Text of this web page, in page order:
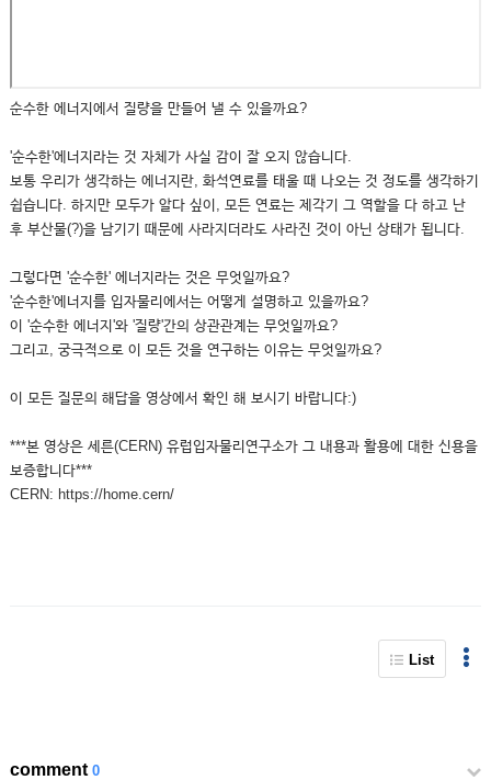
순수한 에너지에서 질량을 만들어 낼 수 있을까요?
'순수한'에너지라는 것 자체가 사실 감이 잘 오지 않습니다.
보통 우리가 생각하는 에너지란, 화석연료를 태울 때 나오는 것 정도를 생각하기
쉽습니다. 하지만 모두가 알다 싶이, 모든 연료는 제각기 그 역할을 다 하고 난
후 부산물(?)을 남기기 때문에 사라지더라도 사라진 것이 아닌 상태가 됩니다.
그렇다면 '순수한' 에너지라는 것은 무엇일까요?
'순수한'에너지를 입자물리에서는 어떻게 설명하고 있을까요?
이 '순수한 에너지'와 '질량'간의 상관관계는 무엇일까요?
그리고, 궁극적으로 이 모든 것을 연구하는 이유는 무엇일까요?
이 모든 질문의 해답을 영상에서 확인 해 보시기 바랍니다:)
***본 영상은 세른(CERN) 유럽입자물리연구소가 그 내용과 활용에 대한 신용을
보증합니다***
CERN: https://home.cern/
List
comment0